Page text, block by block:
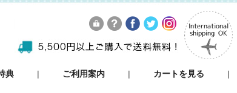
典 ご利用案内 カートを見る